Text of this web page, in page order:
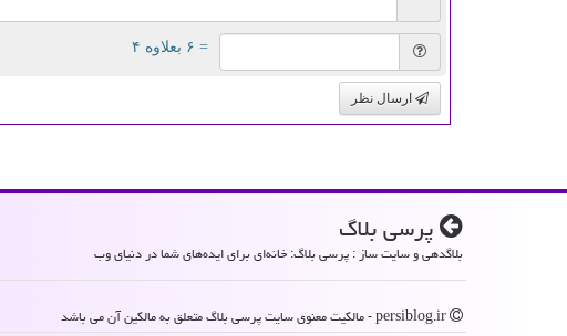
= ۶ بعلاوه ۴
ارسال نظر
پرسی بلاگ
بلاگدهی و سایت ساز : پرسی بلاگ: خانه‌ای برای ایده‌های شما در دنیای وب